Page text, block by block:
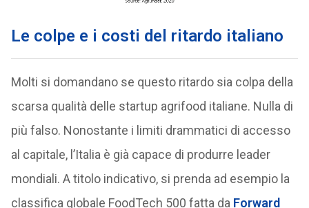
Le colpe e i costi del ritardo italiano
Molti si domandano se questo ritardo sia colpa della
scarsa qualità delle startup agrifood italiane. Nulla di
più falso. Nonostante i limiti drammatici di accesso
al capitale, l’Italia è già capace di produrre leader
mondiali. A titolo indicativo, si prenda ad esempio la
classifica globale FoodTech 500 fatta da Forward